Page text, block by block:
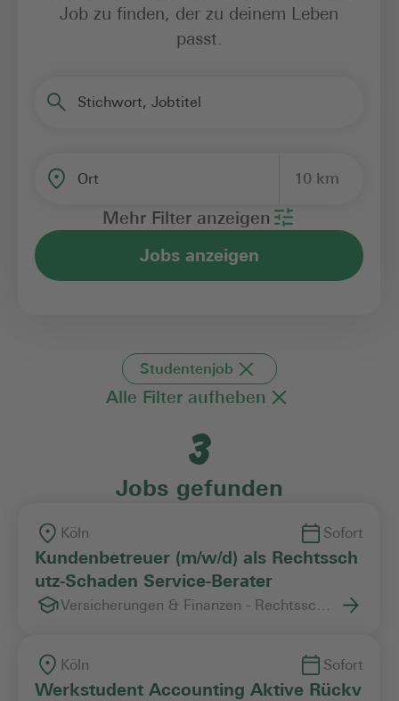
Job zu finden, der zu deinem Leben
passt.
Stichwort, Jobtitel
Ort 10 km
Mehr Filter anzeigen
Jobs anzeigen
Studentenjob
Alle Filter aufheben
3
Jobs gefunden
Köln Sofort
Kundenbetreuer (m/w/d) als Rechtssch
utz-Schaden Service-Berater
Köln Sofort
Werkstudent Accounting Aktive Rückv